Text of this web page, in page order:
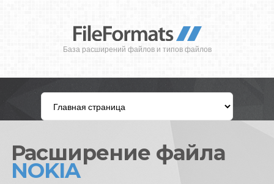
База расширений файлов и типов файлов
Расширение файла
NOKIA